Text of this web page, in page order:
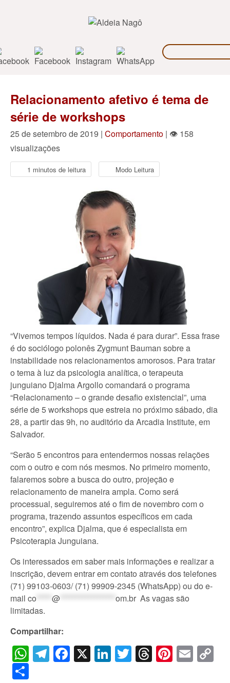
Relacionamento afetivo é tema de
série de workshops
25 de setembro de 2019 | Comportamento | 👁 158
visualizações
1 minutos de leitura Modo Leitura
“Vivemos tempos líquidos. Nada é para durar”. Essa frase
é do sociólogo polonês Zygmunt Bauman sobre a
instabilidade nos relacionamentos amorosos. Para tratar
o tema à luz da psicologia analítica, o terapeuta
junguiano Djalma Argollo comandará o programa
“Relacionamento – o grande desafio existencial”, uma
série de 5 workshops que estreia no próximo sábado, dia
28, a partir das 9h, no auditório da Arcadia Institute, em
Salvador.
“Serão 5 encontros para entendermos nossas relações
com o outro e com nós mesmos. No primeiro momento,
falaremos sobre a busca do outro, projeção e
relacionamento de maneira ampla. Como será
processual, seguiremos até o fim de novembro com o
programa, trazendo assuntos específicos em cada
encontro”, explica Djalma, que é especialista em
Psicoterapia Junguiana.
Os interessados em saber mais informações e realizar a
inscrição, devem entrar em contato através dos telefones
(71) 99103-0603/ (71) 99909-2345 (WhatsApp) ou do e-
mail co @ om.br As vagas são
limitadas.
Compartilhar:
WhatsApp
Telegram
Facebook
X LinkedIn
Twitter
Threads